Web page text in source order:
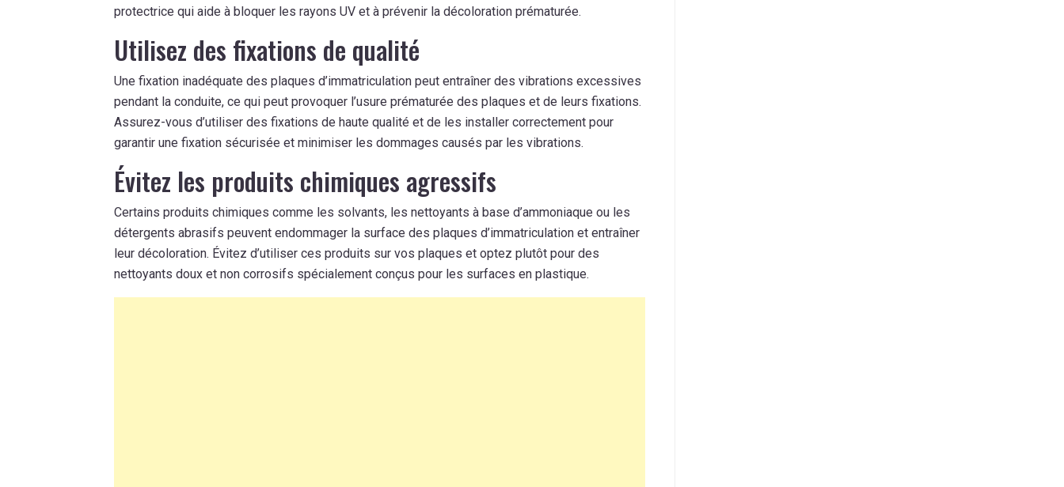
protectrice qui aide à bloquer les rayons UV et à prévenir la décoloration prématurée.
Utilisez des fixations de qualité
Une fixation inadéquate des plaques d’immatriculation peut entraîner des vibrations excessives
pendant la conduite, ce qui peut provoquer l’usure prématurée des plaques et de leurs fixations.
Assurez-vous d’utiliser des fixations de haute qualité et de les installer correctement pour
garantir une fixation sécurisée et minimiser les dommages causés par les vibrations.
Évitez les produits chimiques agressifs
Certains produits chimiques comme les solvants, les nettoyants à base d’ammoniaque ou les
détergents abrasifs peuvent endommager la surface des plaques d’immatriculation et entraîner
leur décoloration. Évitez d’utiliser ces produits sur vos plaques et optez plutôt pour des
nettoyants doux et non corrosifs spécialement conçus pour les surfaces en plastique.